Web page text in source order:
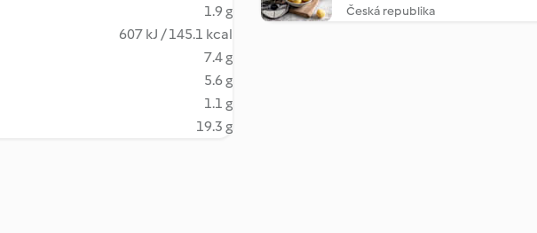
1.9 g
607 kJ / 145.1 kcal
7.4 g
5.6 g
1.1 g
19.3 g
Česká republika